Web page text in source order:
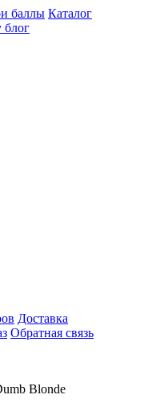
баллы Каталог
блог
Доставка
Обратная связь
Blonde